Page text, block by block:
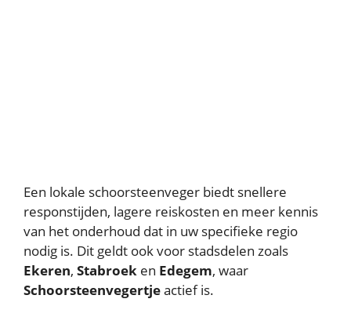
Een lokale schoorsteenveger biedt snellere
responstijden, lagere reiskosten en meer kennis
van het onderhoud dat in uw specifieke regio
nodig is. Dit geldt ook voor stadsdelen zoals
Ekeren, Stabroek en Edegem, waar
Schoorsteenvegertjeactief is.